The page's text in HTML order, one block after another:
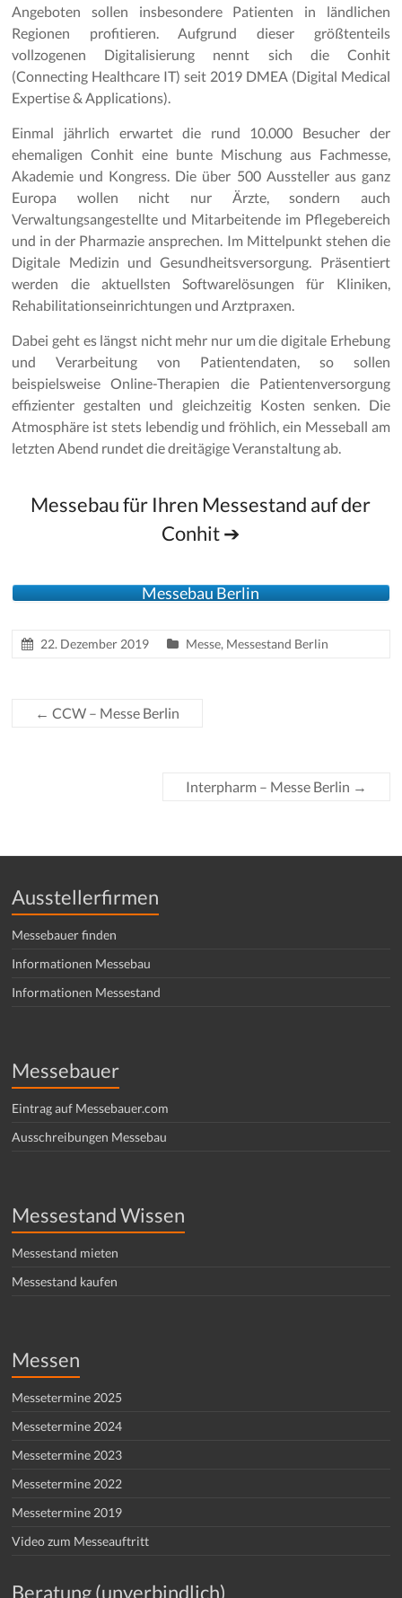
Angeboten sollen insbesondere Patienten in ländlichen
Regionen profitieren. Aufgrund dieser größtenteils
vollzogenen Digitalisierung nennt sich die Conhit
(Connecting Healthcare IT) seit 2019 DMEA (Digital Medical
Expertise & Applications).
Einmal jährlich erwartet die rund 10.000 Besucher der
ehemaligen Conhit eine bunte Mischung aus Fachmesse,
Akademie und Kongress. Die über 500 Aussteller aus ganz
Europa wollen nicht nur Ärzte, sondern auch
Verwaltungsangestellte und Mitarbeitende im Pflegebereich
und in der Pharmazie ansprechen. Im Mittelpunkt stehen die
Digitale Medizin und Gesundheitsversorgung. Präsentiert
werden die aktuellsten Softwarelösungen für Kliniken,
Rehabilitationseinrichtungen und Arztpraxen.
Dabei geht es längst nicht mehr nur um die digitale Erhebung
und Verarbeitung von Patientendaten, so sollen
beispielsweise Online-Therapien die Patientenversorgung
effizienter gestalten und gleichzeitig Kosten senken. Die
Atmosphäre ist stets lebendig und fröhlich, ein Messeball am
letzten Abend rundet die dreitägige Veranstaltung ab.
Messebau für Ihren Messestand auf der
Conhit ➔
Messebau Berlin
22. Dezember 2019 Messe, Messestand Berlin
← CCW – Messe Berlin
Interpharm – Messe Berlin →
Ausstellerfirmen
Messebauer finden
Informationen Messebau
Informationen Messestand
Messebauer
Eintrag auf Messebauer.com
Ausschreibungen Messebau
Messestand Wissen
Messestand mieten
Messestand kaufen
Messen
Messetermine 2025
Messetermine 2024
Messetermine 2023
Messetermine 2022
Messetermine 2019
Video zum Messeauftritt
Beratung (unverbindlich)